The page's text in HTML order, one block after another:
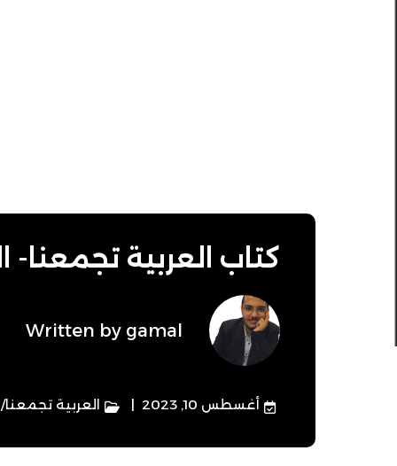
كتاب العربية تجمعنا-
Written by gamal
أغسطس 10, 2023 العربية تجمعنا/